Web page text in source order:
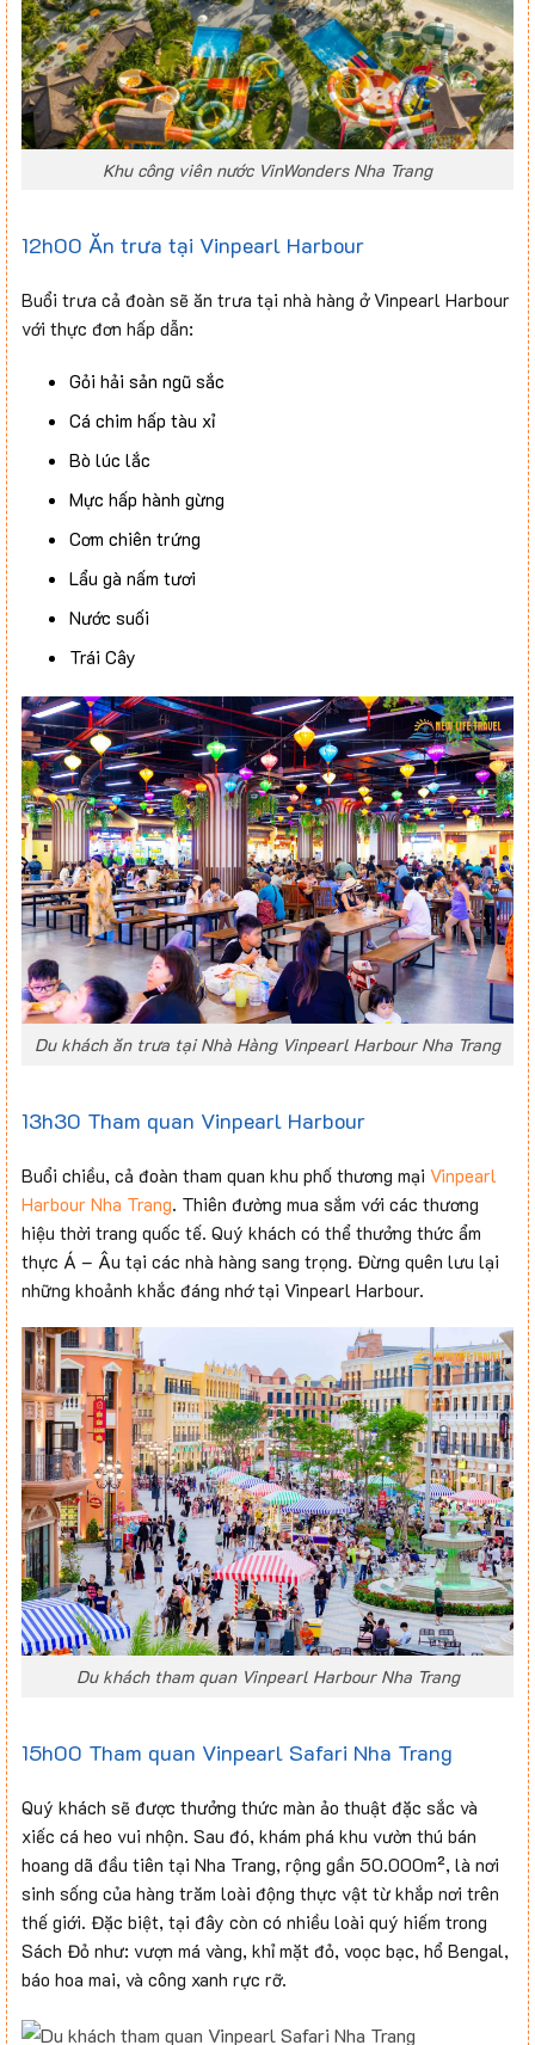
Khu công viên nước VinWonders Nha Trang
12h00 Ăn trưa tại Vinpearl Harbour
Buổi trưa cả đoàn sẽ ăn trưa tại nhà hàng ở Vinpearl Harbour
với thực đơn hấp dẫn:
Gỏi hải sản ngũ sắc
Cá chim hấp tàu xỉ
Bò lúc lắc
Mực hấp hành gừng
Cơm chiên trứng
Lẩu gà nấm tươi
Nước suối
Trái Cây
Du khách ăn trưa tại Nhà Hàng Vinpearl Harbour Nha Trang
13h30 Tham quan Vinpearl Harbour
Buổi chiều, cả đoàn tham quan khu phố thương mại Vinpearl
Harbour Nha Trang. Thiên đường mua sắm với các thương
hiệu thời trang quốc tế. Quý khách có thể thưởng thức ẩm
thực Á – Âu tại các nhà hàng sang trọng. Đừng quên lưu lại
những khoảnh khắc đáng nhớ tại Vinpearl Harbour.
Du khách tham quan Vinpearl Harbour Nha Trang
15h00 Tham quan Vinpearl Safari Nha Trang
Quý khách sẽ được thưởng thức màn ảo thuật đặc sắc và
xiếc cá heo vui nhộn. Sau đó, khám phá khu vườn thú bán
hoang dã đầu tiên tại Nha Trang, rộng gần 50.000m², là nơi
sinh sống của hàng trăm loài động thực vật từ khắp nơi trên
thế giới. Đặc biệt, tại đây còn có nhiều loài quý hiếm trong
Sách Đỏ như: vượn má vàng, khỉ mặt đỏ, voọc bạc, hổ Bengal,
báo hoa mai, và công xanh rực rỡ.